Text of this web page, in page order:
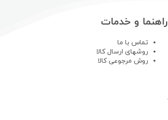
راهنما و خدمات
تماس با ما
روشهای ارسال کالا
روش مرجوعی کالا